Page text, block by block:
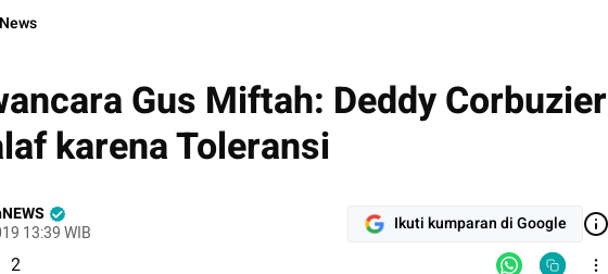
News
Gus Miftah: Deddy Corbuzier
karena Toleransi
13:39 WIB
Ikuti kumparan di Google
2